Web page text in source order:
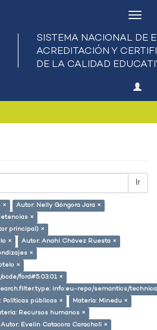
Ir
×
Autor: Nelly Góngora Jara ×
×
principal) ×
×
Autor: Anahí Chávez Ruesta ×
×
×
ford#5.03.01 ×
info:eu-repo/semantics/
Políticas públicas ×
Materia: Minedu ×
Recursos humanos ×
Autor: Evelin Catacora Caracholi ×